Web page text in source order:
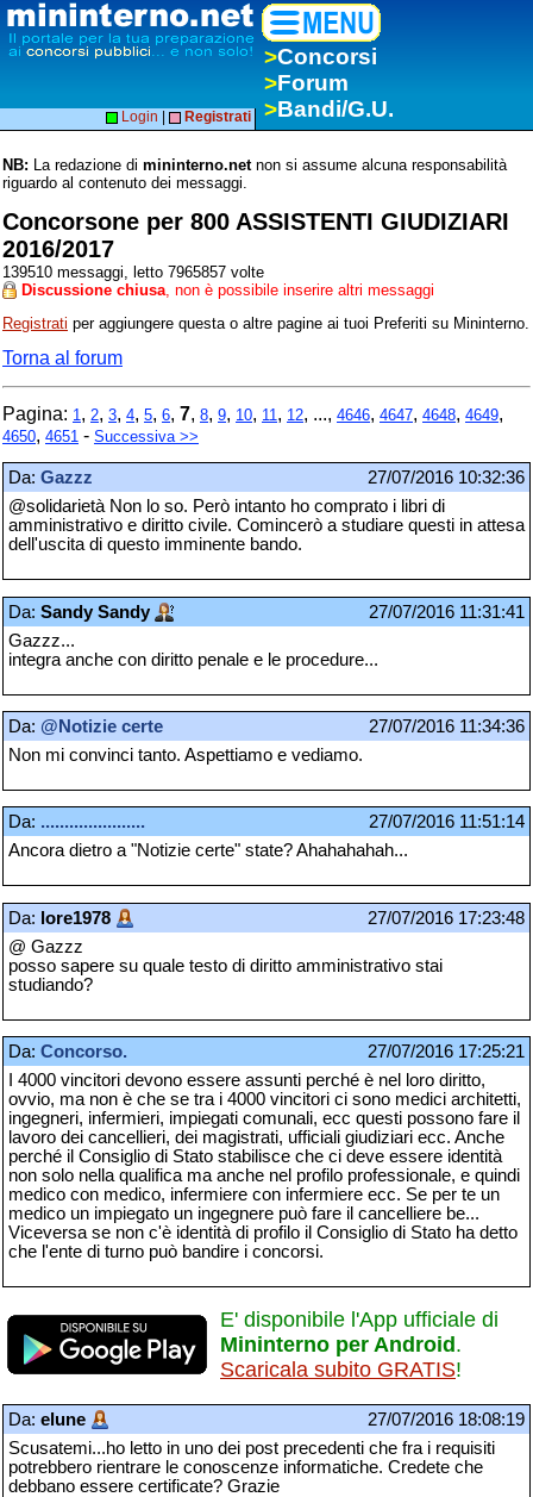
>Concorsi
>Forum
>Bandi/G.U.
Login Registrati
NB: La redazione di mininterno.netnon si assume alcuna responsabilità
riguardo al contenuto dei messaggi.
Concorsone per 800 ASSISTENTI GIUDIZIARI
2016/2017
139510 messaggi, letto 7965857 volte
Discussione chiusa , non è possibile inserire altri messaggi
Registrati per aggiungere questa o altre pagine ai tuoi Preferiti su Mininterno.
Torna al forum
Pagina: 1 , 2, 3, 4, 5, 6, 7, 8, 9, 10, 11 , 12, ..., 4646, 4647, 4648, 4649,
4650, 4651 - Successiva >>
Da: Gazzz
27/07/2016 10:32:36
@solidarietà Non lo so. Però intanto ho comprato i libri di
amministrativo e diritto civile. Comincerò a studiare questi in attesa
dell'uscita di questo imminente bando.
Da: Sandy Sandy
27/07/2016 11:31:41
Gazzz...
integra anche con diritto penale e le procedure...
Da: @Notizie certe
27/07/2016 11:34:36
Non mi convinci tanto. Aspettiamo e vediamo.
Da: ......................
27/07/2016 11:51:14
Ancora dietro a "Notizie certe" state? Ahahahahah...
Da: lore1978
27/07/2016 17:23:48
@ Gazzz
posso sapere su quale testo di diritto amministrativo stai
studiando?
Da: Concorso.
27/07/2016 17:25:21
I 4000 vincitori devono essere assunti perché è nel loro diritto,
ovvio, ma non è che se tra i 4000 vincitori ci sono medici architetti,
ingegneri, infermieri, impiegati comunali, ecc questi possono fare il
lavoro dei cancellieri, dei magistrati, ufficiali giudiziari ecc. Anche
perché il Consiglio di Stato stabilisce che ci deve essere identità
non solo nella qualifica ma anche nel profilo professionale, e quindi
medico con medico, infermiere con infermiere ecc. Se per te un
medico un impiegato un ingegnere può fare il cancelliere be...
Viceversa se non c'è identità di profilo il Consiglio di Stato ha detto
che l'ente di turno può bandire i concorsi.
E' disponibile l'App ufficiale di
Mininterno per Android .
Scaricala subito GRATIS!
Da: elune
27/07/2016 18:08:19
Scusatemi...ho letto in uno dei post precedenti che fra i requisiti
potrebbero rientrare le conoscenze informatiche. Credete che
debbano essere certificate? Grazie